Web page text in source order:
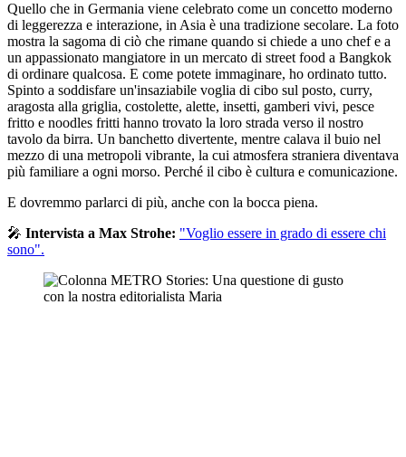
Quello che in Germania viene celebrato come un concetto moderno
di leggerezza e interazione, in Asia è una tradizione secolare. La foto
mostra la sagoma di ciò che rimane quando si chiede a uno chef e a
un appassionato mangiatore in un mercato di street food a Bangkok
di ordinare qualcosa. E come potete immaginare, ho ordinato tutto.
Spinto a soddisfare un'insaziabile voglia di cibo sul posto, curry,
aragosta alla griglia, costolette, alette, insetti, gamberi vivi, pesce
fritto e noodles fritti hanno trovato la loro strada verso il nostro
tavolo da birra. Un banchetto divertente, mentre calava il buio nel
mezzo di una metropoli vibrante, la cui atmosfera straniera diventava
più familiare a ogni morso. Perché il cibo è cultura e comunicazione.
E dovremmo parlarci di più, anche con la bocca piena.
🎤 Intervista a Max Strohe: "Voglio essere in grado di essere chi
sono".